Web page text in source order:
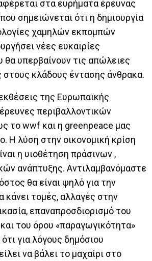
στα ευρήματα έρευνας
σημειώνεται ότι η δημιουργία
χαμηλών εκπομπών
νέες ευκαιρίες
υπερβαίνουν τις απώλειες
κλάδους έντασης άνθρακα.
της Ευρωπαϊκής
περιβαλλοντικών
το wwf και η greenpeace μας
Η λύση στην οικονομική κρίση
η υιοθέτηση πράσινων ,
ανάπτυξης. Αντιλαμβανόμαστε
θα είναι ψηλό για την
κάνει τομές, αλλαγές στην
επαναπροσδιορισμό του
του όρου «παραγωγικότητα»
για λόγους δημόσιου
να βάλει το μαχαίρι στο